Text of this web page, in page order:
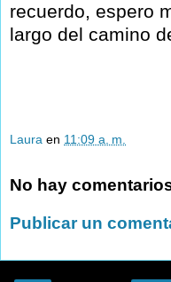
recuerdo, espero
largo del camino
Laura en 11:09 a. m.
No hay
Publicar un